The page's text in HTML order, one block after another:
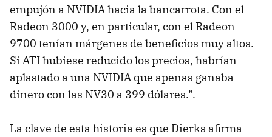
empujón a NVIDIA hacia la bancarrota. Con el
Radeon 3000 y, en particular, con el Radeon
9700 tenían márgenes de beneficios muy altos.
Si ATI hubiese reducido los precios, habrían
aplastado a una NVIDIA que apenas ganaba
dinero con las NV30 a 399 dólares.”.
La clave de esta historia es que Dierks afirma